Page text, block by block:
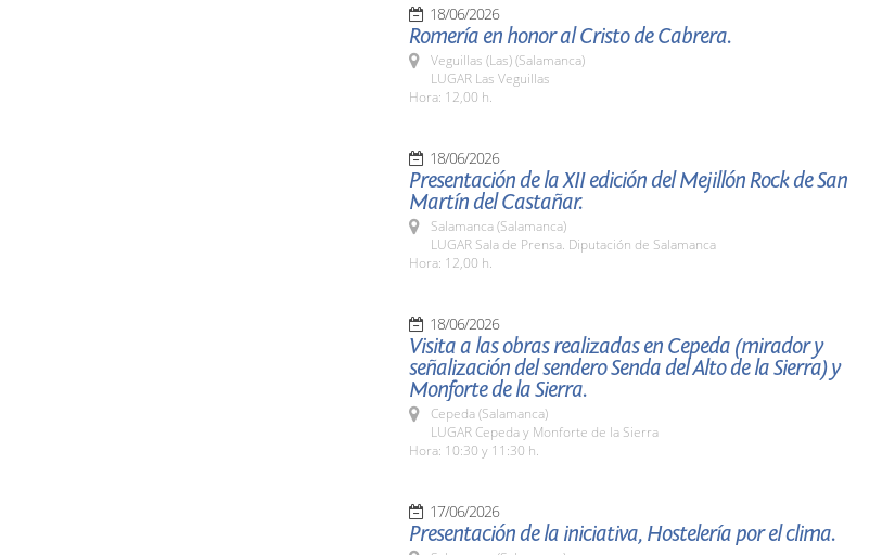
18/06/2026
Romería en honor al Cristo de Cabrera.
Veguillas (Las) (Salamanca)
LUGAR Las Veguillas
Hora: 12,00 h.
18/06/2026
Presentación de la XII edición del Mejillón Rock de San
Martín del Castañar.
Salamanca (Salamanca)
LUGAR Sala de Prensa. Diputación de Salamanca
Hora: 12,00 h.
18/06/2026
Visita a las obras realizadas en Cepeda (mirador y
señalización del sendero Senda del Alto de la Sierra) y
Monforte de la Sierra.
Cepeda (Salamanca)
LUGAR Cepeda y Monforte de la Sierra
Hora: 10:30 y 11:30 h.
17/06/2026
Presentación de la iniciativa, Hostelería por el clima.